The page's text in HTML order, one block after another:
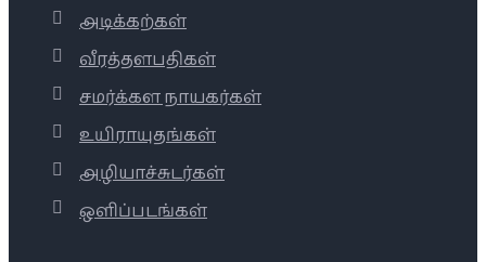
அடிக்கற்கள்
வீரத்தளபதிகள்
சமர்க்கள நாயகர்கள்
உயிராயுதங்கள்
அழியாச்சுடர்கள்
ஒளிப்படங்கள்